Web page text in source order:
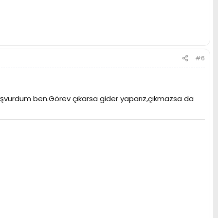
#6
ben.Görev çıkarsa gider yaparız,çıkmazsa da